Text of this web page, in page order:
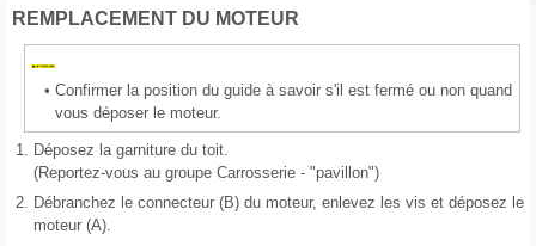
REMPLACEMENT DU MOTEUR
• Confirmer la position du guide à savoir s'il est fermé ou non quand
vous déposer le moteur.
1. Déposez la garniture du toit.
(Reportez-vous au groupe Carrosserie - "pavillon")
2. Débranchez le connecteur (B) du moteur, enlevez les vis et déposez le
moteur (A).